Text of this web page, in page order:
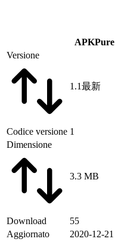
APKPure
Versione
1.1最新
Codice versione 1
Dimensione
3.3 MB
Download 55
Aggiornato
2020-12-21